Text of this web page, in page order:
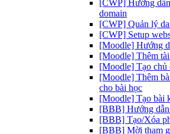
[CWP] Hướng
domain
[CWP] Quản lý
[CWP] Setup
[Moodle] Hướng
[Moodle] Thêm
[Moodle] Tạo chủ
[Moodle] Thêm
cho bài học
[Moodle] Tạo bài
[BBB] Hướng dẫn
[BBB] Tạo/Xóa
[BBB] Mời tham